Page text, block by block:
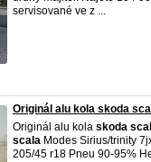
servisované ve z ...
Originál alu kola skoda
Originál alu kola skoda
scala Modes Sirius/trinity
205/45 r18 Pneu 90-95%